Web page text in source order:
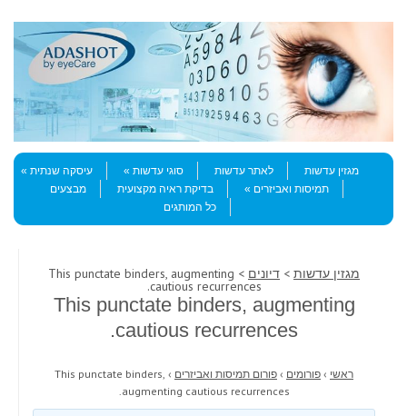
Menu
Skip to content
מגזין עדשות
לאתר עדשות סוגי עדשות
עיסקה שנתית
תמיסות ואביזרים
בדיקת ראיה מקצועית
מבצעים
כל המותגים
מגזין עדשות > דיונים > This punctate binders, augmenting
cautious recurrences.
This punctate binders, augmenting
cautious recurrences.
ראשי › פורומים › פורום תמיסות ואביזרים ›
This punctate binders,
augmenting cautious recurrences.